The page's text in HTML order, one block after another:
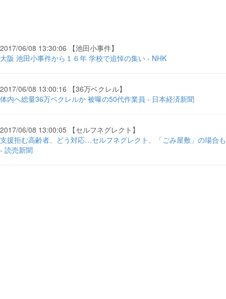
2017/06/08 13:30:06 【池田小事件】
大阪 池田小事件から１６年 学校で追悼の集い - NHK
2017/06/08 13:00:16 【36万ベクレル】
体内へ総量36万ベクレルか 被曝の50代作業員 - 日本経済新聞
2017/06/08 13:00:05 【セルフネグレクト】
支援拒む高齢者、どう対応…セルフネグレクト、「ごみ屋敷」の場合も
- 読売新聞